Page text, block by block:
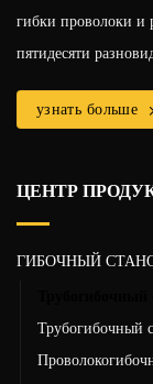
гибки проволоки и
пятидесяти
узнать больше
ЦЕНТР
ГИБОЧНЫЙ
Трубогибочный